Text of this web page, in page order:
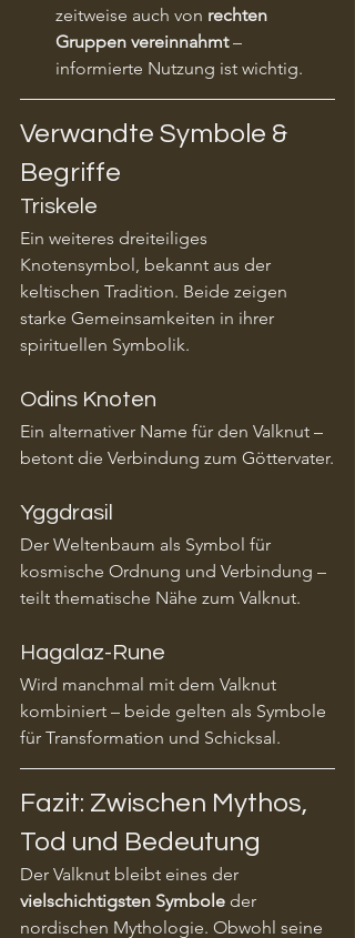
zeitweise auch von rechten
Gruppen vereinnahmt –
informierte Nutzung ist wichtig.
Verwandte Symbole &
Begriffe
Triskele
Ein weiteres dreiteiliges
Knotensymbol, bekannt aus der
keltischen Tradition. Beide zeigen
starke Gemeinsamkeiten in ihrer
spirituellen Symbolik.
Odins Knoten
Ein alternativer Name für den Valknut –
betont die Verbindung zum Göttervater.
Yggdrasil
Der Weltenbaum als Symbol für
kosmische Ordnung und Verbindung –
teilt thematische Nähe zum Valknut.
Hagalaz-Rune
Wird manchmal mit dem Valknut
kombiniert – beide gelten als Symbole
für Transformation und Schicksal.
Fazit: Zwischen Mythos,
Tod und Bedeutung
Der Valknut bleibt eines der
vielschichtigsten Symbole der
nordischen Mythologie. Obwohl seine